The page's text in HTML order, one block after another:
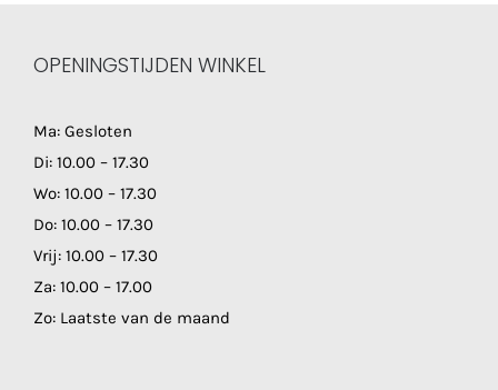
OPENINGSTIJDEN WINKEL
Ma: Gesloten
Di: 10.00 – 17.30
Wo: 10.00 – 17.30
Do: 10.00 – 17.30
Vrij: 10.00 – 17.30
Za: 10.00 – 17.00
Zo: Laatste van de maand